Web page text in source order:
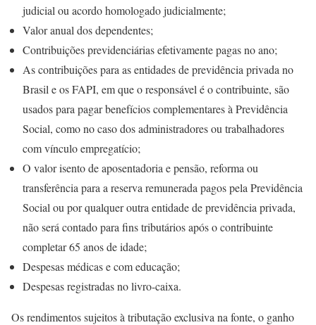
judicial ou acordo homologado judicialmente;
Valor anual dos dependentes;
Contribuições previdenciárias efetivamente pagas no ano;
As contribuições para as entidades de previdência privada no
Brasil e os FAPI, em que o responsável é o contribuinte, são
usados para pagar benefícios complementares à Previdência
Social, como no caso dos administradores ou trabalhadores
com vínculo empregatício;
O valor isento de aposentadoria e pensão, reforma ou
transferência para a reserva remunerada pagos pela Previdência
Social ou por qualquer outra entidade de previdência privada,
não será contado para fins tributários após o contribuinte
completar 65 anos de idade;
Despesas médicas e com educação;
Despesas registradas no livro-caixa.
Os rendimentos sujeitos à tributação exclusiva na fonte, o ganho